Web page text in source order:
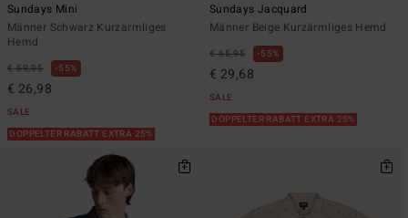
Sundays Mini
Männer Schwarz Kurzärmliges
Hemd
€ 59,95 55%
€ 26,98
SALE
DOPPELTER RABATT EXTRA 25%
Sundays Jacquard
Männer Beige Kurzärmliges Hemd
€ 65,95 55%
€ 29,68
SALE
DOPPELTER RABATT EXTRA 25%